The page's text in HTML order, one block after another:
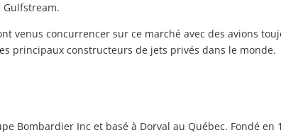
Gulfstream.
venus concurrencer sur ce marché avec des avions
principaux constructeurs de jets privés dans le monde.
Bombardier Inc et basé à Dorval au Québec. Fondé en